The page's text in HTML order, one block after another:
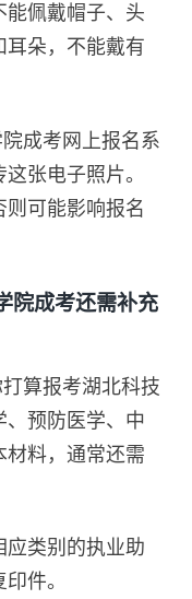
能佩戴帽子、头
耳朵，不能戴有
成考网上报名系
张电子照片。
可能影响报名
成考还需补充
算报考湖北科技
、预防医学、中
材料，通常还需
类别的执业助
件。